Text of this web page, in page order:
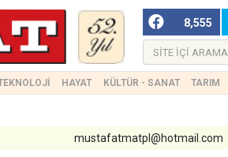
8,555
HAYAT KÜLTÜR - SANAT TARIM
mustafatmatpl@hotmail.com